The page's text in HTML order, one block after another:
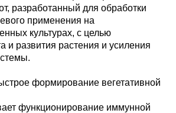
разработанный для обработки
применения на
культурах, с целью
и развития растения и усиления
формирование вегетативной
функционирование иммунной